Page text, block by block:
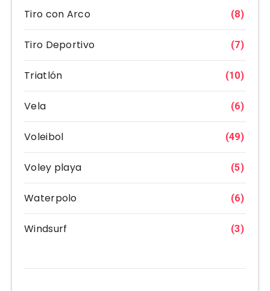
Tiro con Arco (8)
Tiro Deportivo (7)
Triatlón (10)
Vela (6)
Voleibol (49)
Voley playa (5)
Waterpolo (6)
Windsurf (3)